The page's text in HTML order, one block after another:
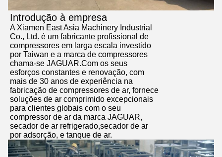
Introdução à empresa
A Xiamen East Asia Machinery Industrial
Co., Ltd. é um fabricante profissional de
compressores em larga escala investido
por Taiwan e a marca de compressores
chama-se JAGUAR.Com os seus
esforços constantes e renovação, com
mais de 30 anos de experiência na
fabricação de compressores de ar, fornece
soluções de ar comprimido excepcionais
para clientes globais com o seu
compressor de ar da marca JAGUAR,
secador de ar refrigerado,secador de ar
por adsorção, e tanque de ar.